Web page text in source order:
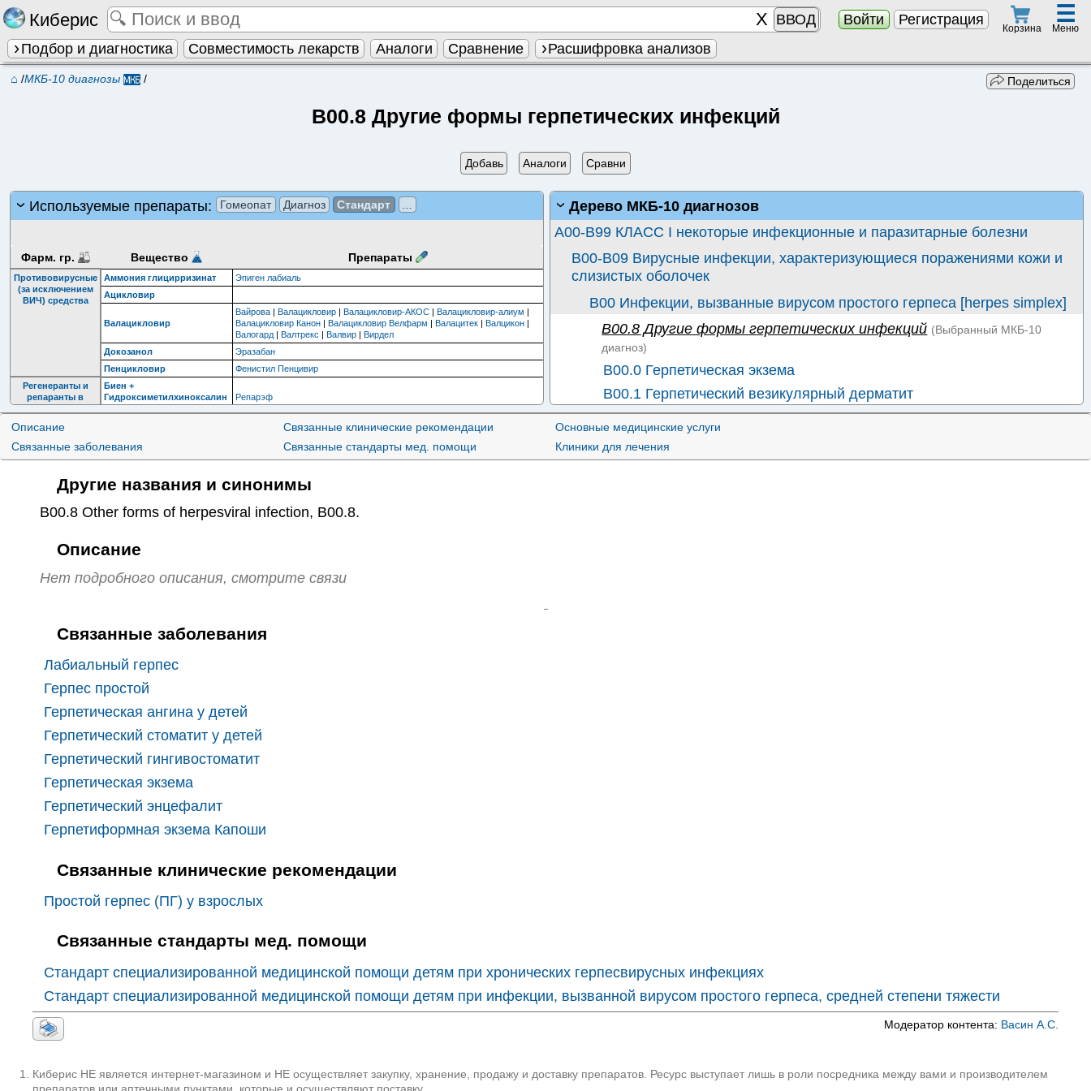
Киберис ВВОД Войти Регистрация
Корзина
☰
Меню
Подбор и диагностика Совместимость лекарств Аналоги Сравнение Расшифровка анализов
⌂ /МКБ-10 диагнозы / Поделиться
B00.8 Другие формы герпетических инфекций
Добавь Аналоги Сравни
Используемые препараты: Гомеопат Диагноз Стандарт
Фарм. гр. Вещество Препараты
Противовирусные
(за исключением
ВИЧ) средства
Аммония глицирризинат
Эпиген лабиаль
Ацикловир
Валацикловир
Вайрова |Валацикловир |Валацикловир-АКОС |Валацикловир-алиум |
Валацикловир Канон |Валацикловир Велфарм |Валацитек |Валцикон |
Валогард |Валтрекс |Валвир |Вирдел
Докозанол
Эразабан
Пенцикловир
Фенистил Пенцивир
Регенеранты и
репаранты в
комбинациях
Биен +
Гидроксиметилхиноксалин
диоксид
Репарэф
Дерево МКБ-10 диагнозов
A00-B99 КЛАСС I некоторые инфекционные и паразитарные болезни
B00-B09 Вирусные инфекции, характеризующиеся поражениями кожи и
слизистых оболочек
B00 Инфекции, вызванные вирусом простого герпеса [herpes simplex]
B00.8 Другие формы герпетических инфекций (Выбранный МКБ-10
диагноз)
B00.0 Герпетическая экзема
B00.1 Герпетический везикулярный дерматит
B00.2 Герпетический гингивостоматит и фаринготонзиллит
B00.4 Герпетический энцефалит (G05.1*)
B00.5 Герпетическая болезнь глаз
Описание
Связанные заболевания
Связанные клинические рекомендации
Связанные стандарты мед. помощи
Основные медицинские услуги
Клиники для лечения
Другие названия и синонимы
B00.8 Other forms of herpesviral infection, B00.8.
Описание
Нет подробного описания, смотрите связи
Связанные заболевания
Лабиальный герпес
Герпес простой
Герпетическая ангина у детей
Герпетический стоматит у детей
Герпетический гингивостоматит
Герпетическая экзема
Герпетический энцефалит
Герпетиформная экзема Капоши
Связанные клинические рекомендации
Простой герпес (ПГ) у взрослых
Связанные стандарты мед. помощи
Стандарт специализированной медицинской помощи детям при хронических герпесвирусных инфекциях
Стандарт специализированной медицинской помощи детям при инфекции, вызванной вирусом простого герпеса, средней степени тяжести
Модератор контента: Васин А.С.
Киберис НЕ является интернет-магазином и НЕ осуществляет закупку, хранение, продажу и доставку препаратов. Ресурс выступает лишь в роли посредника между вами и производителем
препаратов или аптечными пунктами, которые и осуществляют поставку.